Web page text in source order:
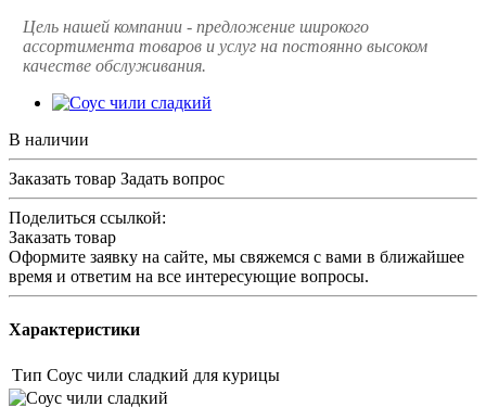
Цель нашей компании - предложение широкого
ассортимента товаров и услуг на постоянно высоком
качестве обслуживания.
В наличии
Заказать товар Задать вопрос
Поделиться ссылкой:
Заказать товар
Оформите заявку на сайте, мы свяжемся с вами в ближайшее
время и ответим на все интересующие вопросы.
Характеристики
Тип Соус чили сладкий для курицы